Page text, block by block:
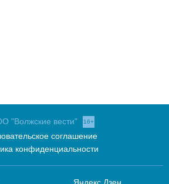
"Волжские вести" 16+
соглашение
конфиденциальности